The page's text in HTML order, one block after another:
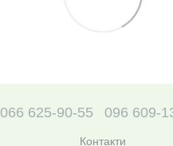
066 625-90-55 096 609-
Контакти